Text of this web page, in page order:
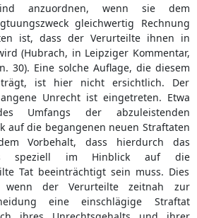
anzuordnen, wenn sie dem
gleichwertig Rechnung
ist, dass der Verurteilte ihnen in
(Hubrach, in Leipziger Kommentar,
30). Eine solche Auflage, die diesem
trägt, ist hier nicht ersichtlich. Der
Unrecht ist eingetreten. Etwa
Umfangs der abzuleistenden
auf die begangenen neuen Straftaten
Vorbehalt, dass hierdurch das
speziell im Hinblick auf die
Tat beeinträchtigt sein muss. Dies
der Verurteilte zeitnah zur
eine einschlägige Straftat